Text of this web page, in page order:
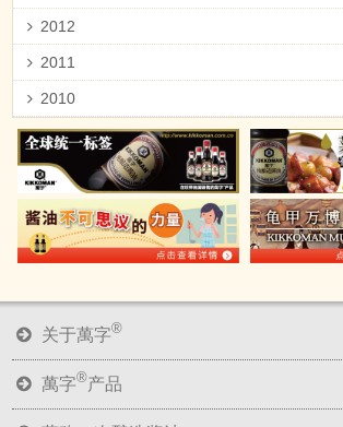
2012
2011
2010
关于萬字®
萬字®产品